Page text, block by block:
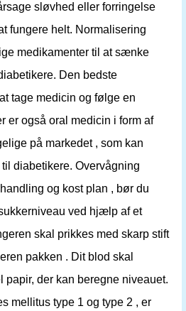
sløvhed eller forringelse
fungere helt. Normalisering
medikamenter til at sænke
Den bedste
tage medicin og følge en
er også oral medicin i form af
på markedet , som kan
diabetikere. Overvågning
og kost plan , bør du
ved hjælp af et
skal prikkes med skarp stift
pakken . Dit blod skal
papir, der kan beregne niveauet.
mellitus type 1 og type 2 , er